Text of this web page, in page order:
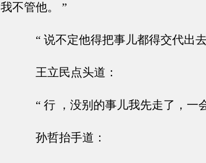
我不管他。 ”
“ 说不定他得把事儿都得交代出
王立民点头道：
“ 行 ，没别的事儿我先走了，一
孙哲抬手道：